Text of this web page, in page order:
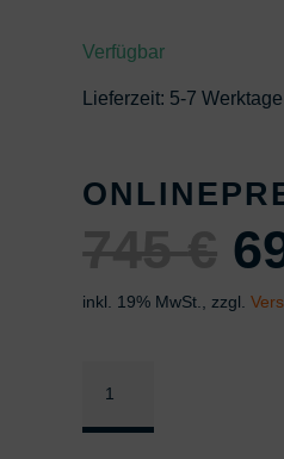
Verfügbar
Lieferzeit: 5-7 Werktage
inkl. 19% MwSt., zzgl.
Hebebühne
DUO